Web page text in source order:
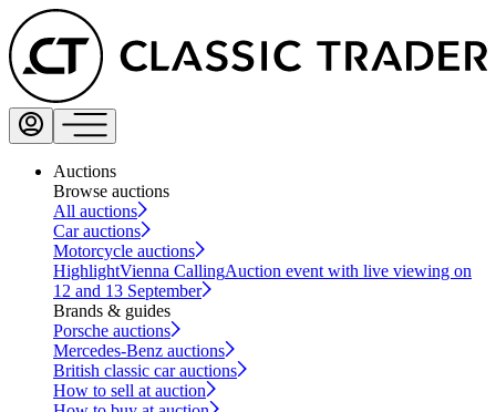
Auctions
Browse auctions
All auctions
Car auctions
Motorcycle auctions
HighlightVienna CallingAuction event with live viewing on
12 and 13 September
Brands & guides
Porsche auctions
Mercedes-Benz auctions
British classic car auctions
How to sell at auction